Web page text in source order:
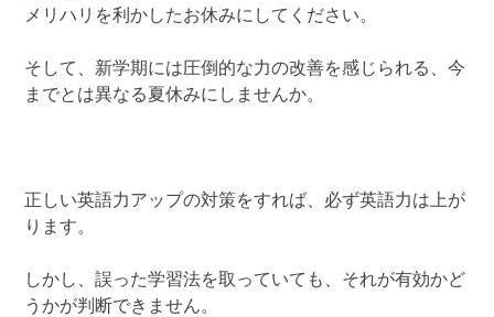
メリハリを利かしたお休みにしてください。
そして、新学期には圧倒的な力の改善を感じられる、今
までとは異なる夏休みにしませんか。
正しい英語力アップの対策をすれば、必ず英語力は上が
ります。
しかし、誤った学習法を取っていても、それが有効かど
うかが判断できません。